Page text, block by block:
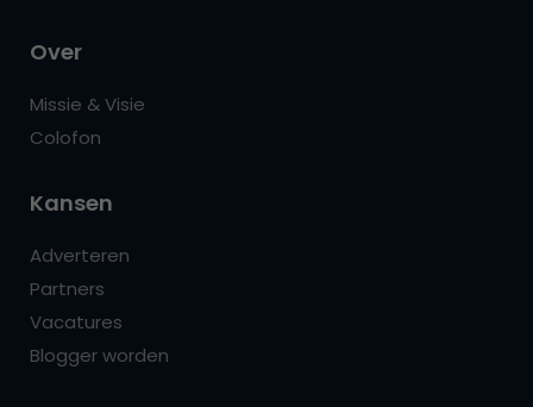
Over
Missie & Visie
Colofon
Kansen
Adverteren
Partners
Vacatures
Blogger worden